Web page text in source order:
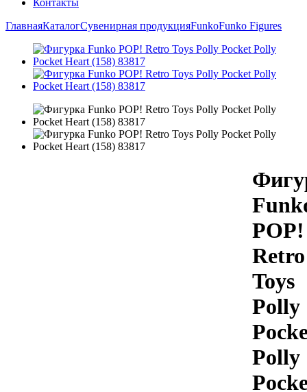
ГлавнаяКаталогСувенирная продукцияFunkoFunko Figures
POP!
Retro
Toys
Polly
Polly